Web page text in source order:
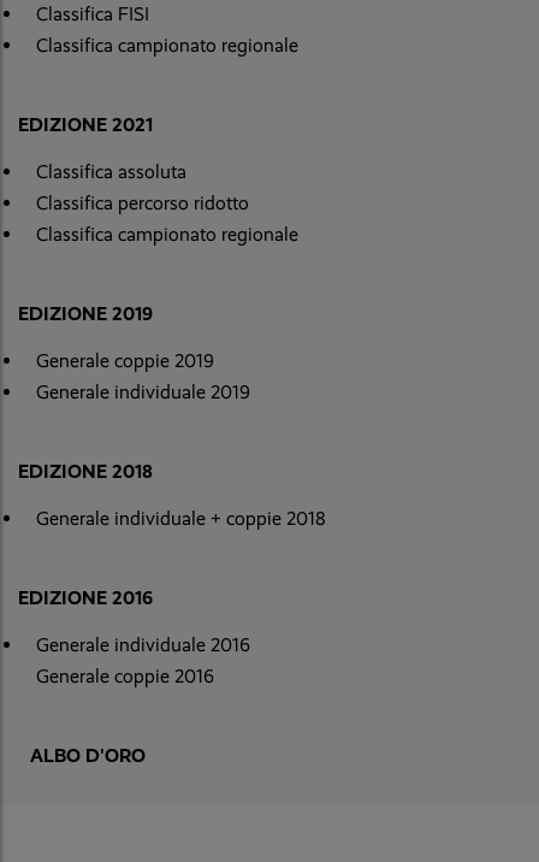
Classifica FISI
Classifica campionato regionale
EDIZIONE 2021
Classifica assoluta
Classifica percorso ridotto
Classifica campionato regionale
EDIZIONE 2019
Generale coppie 2019
Generale individuale 2019
EDIZIONE 2018
Generale individuale + coppie 2018
EDIZIONE 2016
Generale individuale 2016
Generale coppie 2016
ALBO D'ORO